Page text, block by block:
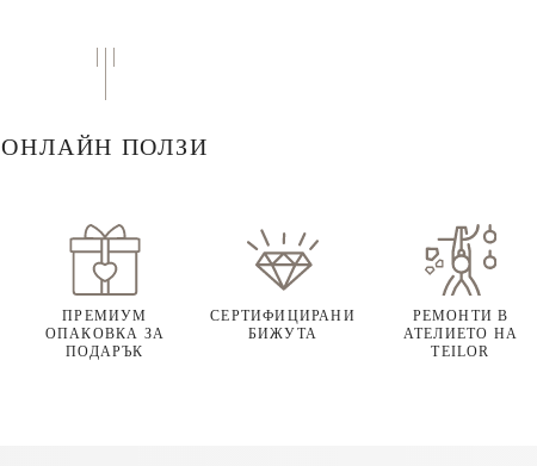
ОНЛАЙН ПОЛЗИ
ПРЕМИУМ
ОПАКОВКА ЗА
ПОДАРЪК
СЕРТИФИЦИРАНИ
БИЖУТА
РЕМОНТИ В
АТЕЛИЕТО НА
TEILOR